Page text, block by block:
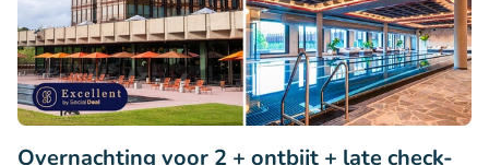
Overnachting voor 2 + ontbijt + late check-